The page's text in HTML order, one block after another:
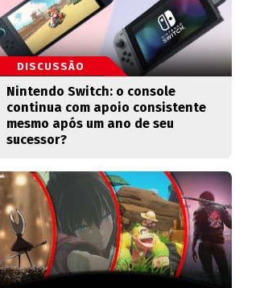
DISCUSSÃO
Nintendo Switch: o console
continua com apoio consistente
mesmo após um ano de seu
sucessor?